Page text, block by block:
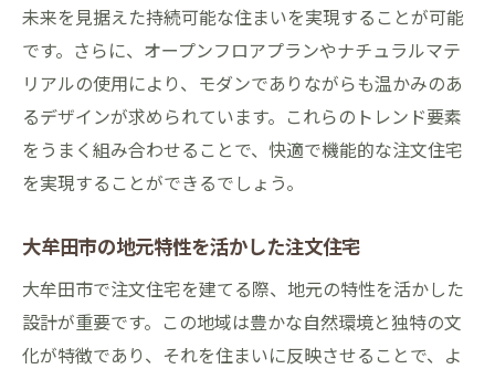
心感
施工前に確認すべき重要ポイント
施工中のチェックポイントとその方法
質の高い施工を実現するための工夫
施工後の保証とアフターサポート
長期にわたる安心を提供するための取り組
み
注文住宅で大牟田市に作るあなただけの特別な
空間
未来を見据えた持続可能な住まいを実現することが可能
です。さらに、オープンフロアプランやナチュラルマテ
リアルの使用により、モダンでありながらも温かみのあ
るデザインが求められています。これらのトレンド要素
をうまく組み合わせることで、快適で機能的な注文住宅
を実現することができるでしょう。
大牟田市の地元特性を活かした注文住宅
大牟田市で注文住宅を建てる際、地元の特性を活かした
設計が重要です。この地域は豊かな自然環境と独特の文
化が特徴であり、それを住まいに反映させることで、よ